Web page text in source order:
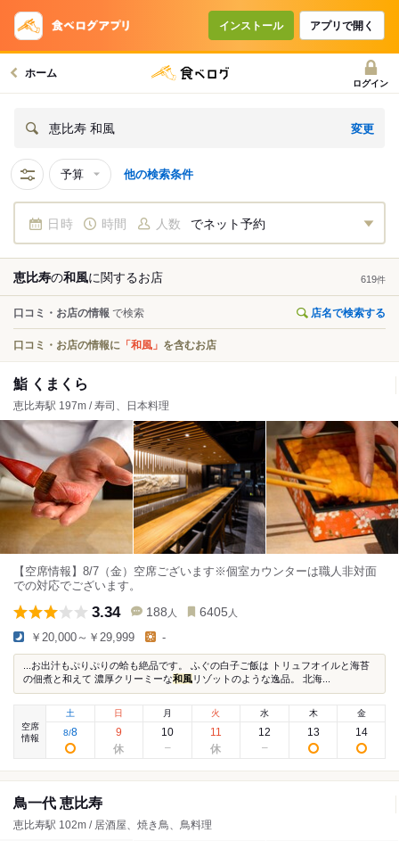
インストール アプリで開く
ホーム
ログイン
恵比寿 和風 変更
予算 他の検索条件
日時 時間 人数 でネット予約
恵比寿の和風に関するお店 619件
口コミ・お店の情報 で検索 店名で検索する
口コミ・お店の情報に 「和風」 を含むお店
鮨 くまくら
恵比寿駅 197m / 寿司、日本料理
【空席情報】8/7（金）空席ございます※個室カウンターは職人非対面
での対応でございます。
3.34 188 人 6405 人
￥20,000～￥29,999 -
...お出汁もぷりぷりの蛤も絶品です。 ふぐの白子ご飯は トリュフオイルと海苔
の佃煮と和えて 濃厚クリーミーな和風リゾットのような逸品。 北海...
空席
情報
土
8/8
日
9
月
10
火
11
水
12
木
13
金
14
鳥一代 恵比寿
恵比寿駅 102m / 居酒屋、焼き鳥、鳥料理